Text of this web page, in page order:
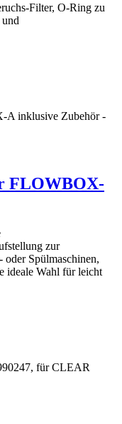
Filter, O-Ring zu
FLOWBOX-
zur
oder Spülmaschinen,
ideale Wahl für leicht